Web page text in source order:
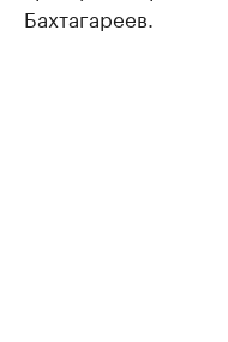
Бахтагареев.